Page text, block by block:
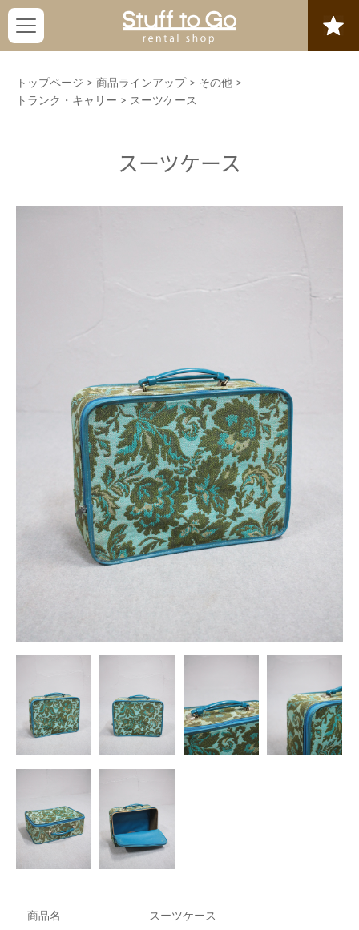
トップページ > 商品ラインアップ > その他 >
トランク・キャリー > スーツケース
スーツケース
商品名 スーツケース